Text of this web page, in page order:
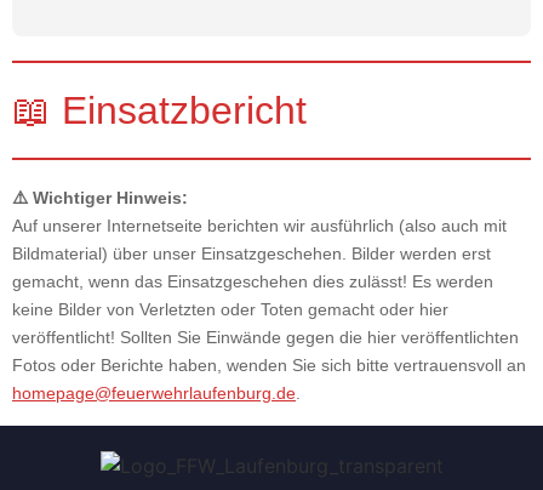
📖 Einsatzbericht
⚠️ Wichtiger Hinweis:
Auf unserer Internetseite berichten wir ausführlich (also auch mit
Bildmaterial) über unser Einsatzgeschehen. Bilder werden erst
gemacht, wenn das Einsatzgeschehen dies zulässt! Es werden
keine Bilder von Verletzten oder Toten gemacht oder hier
veröffentlicht! Sollten Sie Einwände gegen die hier veröffentlichten
Fotos oder Berichte haben, wenden Sie sich bitte vertrauensvoll an
homepage@feuerwehrlaufenburg.de.